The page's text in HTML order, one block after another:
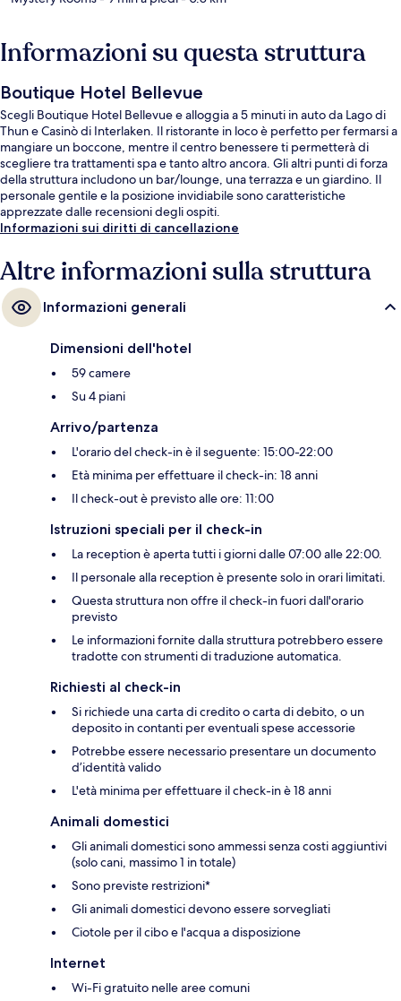
Informazioni su questa struttura
Boutique Hotel Bellevue
Scegli Boutique Hotel Bellevue e alloggia a 5 minuti in auto da Lago di
Thun e Casinò di Interlaken. Il ristorante in loco è perfetto per fermarsi a
mangiare un boccone, mentre il centro benessere ti permetterà di
scegliere tra trattamenti spa e tanto altro ancora. Gli altri punti di forza
della struttura includono un bar/lounge, una terrazza e un giardino. Il
personale gentile e la posizione invidiabile sono caratteristiche
apprezzate dalle recensioni degli ospiti.
Informazioni sui diritti di cancellazione
Altre informazioni sulla struttura
Informazioni generali
Dimensioni dell'hotel
59 camere
Su 4 piani
Arrivo/partenza
L'orario del check-in è il seguente: 15:00-22:00
Età minima per effettuare il check-in: 18 anni
Il check-out è previsto alle ore: 11:00
Istruzioni speciali per il check-in
La reception è aperta tutti i giorni dalle 07:00 alle 22:00.
Il personale alla reception è presente solo in orari limitati.
Questa struttura non offre il check-in fuori dall'orario
previsto
Le informazioni fornite dalla struttura potrebbero essere
tradotte con strumenti di traduzione automatica.
Richiesti al check-in
Si richiede una carta di credito o carta di debito, o un
deposito in contanti per eventuali spese accessorie
Potrebbe essere necessario presentare un documento
d’identità valido
L'età minima per effettuare il check-in è 18 anni
Animali domestici
Gli animali domestici sono ammessi senza costi aggiuntivi
(solo cani, massimo 1 in totale)
Sono previste restrizioni*
Gli animali domestici devono essere sorvegliati
Ciotole per il cibo e l'acqua a disposizione
Internet
Wi-Fi gratuito nelle aree comuni